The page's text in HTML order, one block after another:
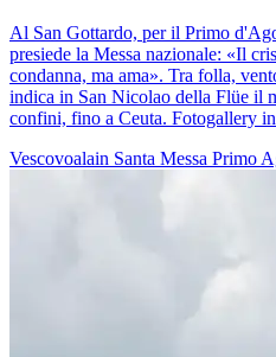
Al San Gottardo, per il Primo
presiede la Messa nazionale: «Il
condanna, ma ama». Tra folla,
indica in San Nicolao della Flüe il
confini, fino a Ceuta. Fotogallery
Vescovoalain Santa Messa Primo